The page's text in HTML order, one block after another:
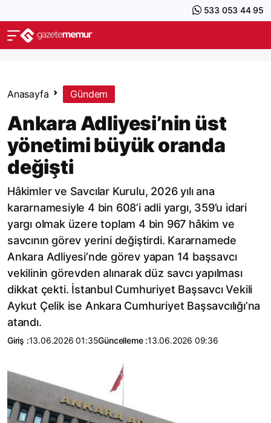
533 053 44 95
Anasayfa Gündem
Ankara Adliyesi’nin üst
yönetimi büyük oranda
değişti
Hâkimler ve Savcılar Kurulu, 2026 yılı ana
kararnamesiyle 4 bin 608’i adli yargı, 359’u idari
yargı olmak üzere toplam 4 bin 967 hâkim ve
savcının görev yerini değiştirdi. Kararnamede
Ankara Adliyesi’nde görev yapan 14 başsavcı
vekilinin görevden alınarak düz savcı yapılması
dikkat çekti. İstanbul Cumhuriyet Başsavcı Vekili
Aykut Çelik ise Ankara Cumhuriyet Başsavcılığı’na
atandı.
Giriş :13.06.2026 01:35Güncelleme :13.06.2026 09:36